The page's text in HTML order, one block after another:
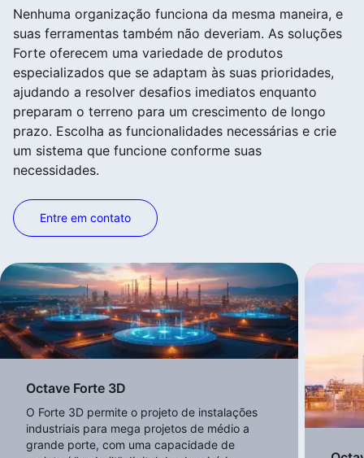
Nenhuma organização funciona da mesma maneira, e
suas ferramentas também não deveriam. As soluções
Forte oferecem uma variedade de produtos
especializados que se adaptam às suas prioridades,
ajudando a resolver desafios imediatos enquanto
preparam o terreno para um crescimento de longo
prazo. Escolha as funcionalidades necessárias e crie
um sistema que funcione conforme suas
necessidades.
Entre em contato
Octave Forte 3D
O Forte 3D permite o projeto de instalações
industriais para mega projetos de médio a
grande porte, com uma capacidade de